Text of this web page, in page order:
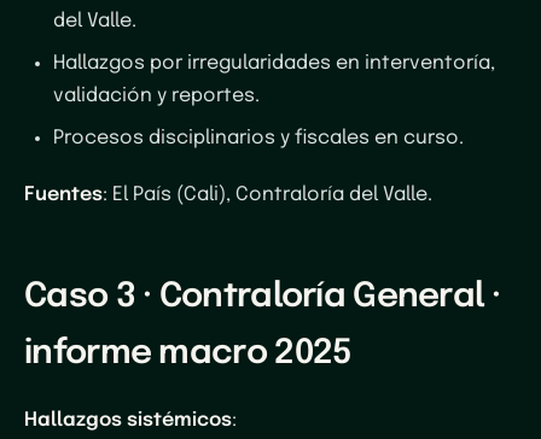
del Valle.
Hallazgos por irregularidades en interventoría,
validación y reportes.
Procesos disciplinarios y fiscales en curso.
Fuentes: El País (Cali), Contraloría del Valle.
Caso 3 · Contraloría General ·
informe macro 2025
Hallazgos sistémicos: